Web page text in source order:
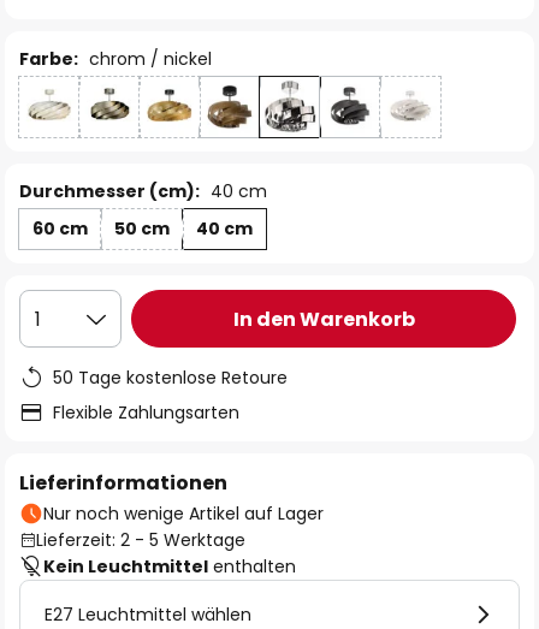
Farbe: chrom / nickel
Durchmesser (cm): 40 cm
60 cm
50 cm 40 cm
1 In den Warenkorb
50 Tage kostenlose Retoure
Flexible Zahlungsarten
Lieferinformationen
Nur noch wenige Artikel auf Lager
Lieferzeit: 2 - 5 Werktage
Kein Leuchtmittel enthalten
E27 Leuchtmittel wählen